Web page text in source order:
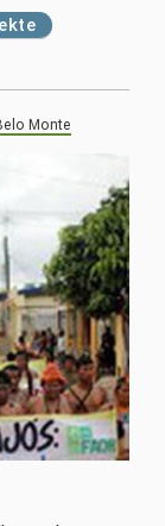
Monte